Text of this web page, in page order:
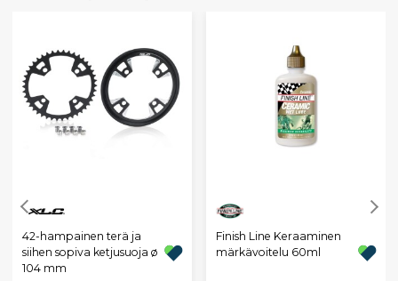
42-hampainen terä ja
siihen sopiva ketjusuoja ø
104 mm
Finish Line Keraaminen
märkävoitelu 60ml